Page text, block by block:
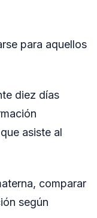
para aquellos
diez días
asiste al
comparar
según